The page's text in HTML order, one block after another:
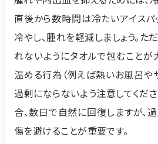
直後から数時間は冷たいアイス
冷やし、腫れを軽減しましょう。た
れないようにタオルで包むことが
温める行為（例えば熱いお風呂や
過剰にならないよう注意してくだ
合、数日で自然に回復しますが、
傷を避けることが重要です。